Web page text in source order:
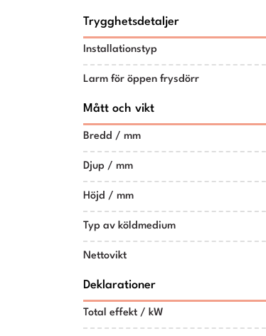
Trygghetsdetaljer
Installationstyp
Larm för öppen frysdörr
Mått och vikt
Bredd / mm
Djup / mm
Höjd / mm
Typ av köldmedium
Nettovikt
Deklarationer
Total effekt / kW